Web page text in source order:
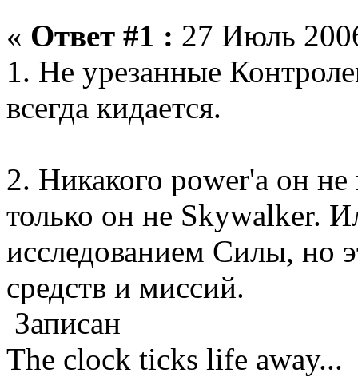
« Ответ #1 : 27 Июль
1. Не урезанные
всегда кидается.
2. Никакого power'а он
только он не Skywalker.
исследованием Силы, но
средств и миссий.
Записан
The clock ticks life away...